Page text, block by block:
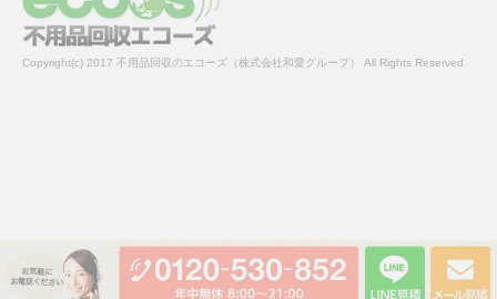
Copyright(c) 2017 不用品回収のエコーズ（株式会社和愛グループ） All Rights Reserved